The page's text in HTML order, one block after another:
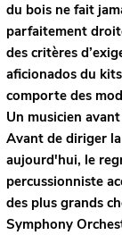
du bois ne fait
parfaitement
des critères
aficionados du
comporte des
Un musicien
Avant de diriger
aujourd'hui, le
percussionniste
des plus grands
Symphony